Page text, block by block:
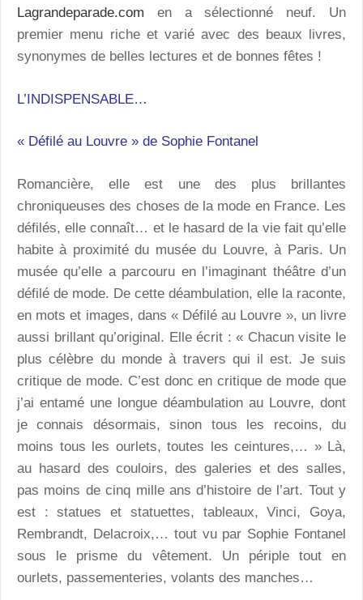
Lagrandeparade.com en a sélectionné neuf. Un
premier menu riche et varié avec des beaux livres,
synonymes de belles lectures et de bonnes fêtes !
L’INDISPENSABLE…
« Défilé au Louvre » de Sophie Fontanel
Romancière, elle est une des plus brillantes
chroniqueuses des choses de la mode en France. Les
défilés, elle connaît… et le hasard de la vie fait qu’elle
habite à proximité du musée du Louvre, à Paris. Un
musée qu’elle a parcouru en l’imaginant théâtre d’un
défilé de mode. De cette déambulation, elle la raconte,
en mots et images, dans « Défilé au Louvre », un livre
aussi brillant qu’original. Elle écrit : « Chacun visite le
plus célèbre du monde à travers qui il est. Je suis
critique de mode. C’est donc en critique de mode que
j’ai entamé une longue déambulation au Louvre, dont
je connais désormais, sinon tous les recoins, du
moins tous les ourlets, toutes les ceintures,… » Là,
au hasard des couloirs, des galeries et des salles,
pas moins de cinq mille ans d’histoire de l’art. Tout y
est : statues et statuettes, tableaux, Vinci, Goya,
Rembrandt, Delacroix,… tout vu par Sophie Fontanel
sous le prisme du vêtement. Un périple tout en
ourlets, passementeries, volants des manches…